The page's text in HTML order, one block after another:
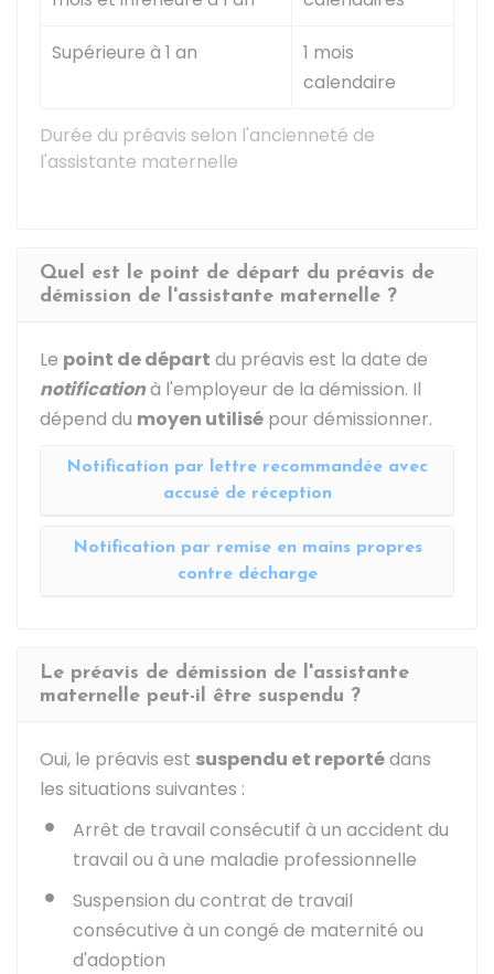
Durée du préavis selon l'ancienneté de
l'assistante maternelle
Supérieure à 1 an
1 mois
calendaire
Quel est le point de départ du préavis de
démission de l'assistante maternelle ?
Le point de départ du préavis est la date de
notificationà l'employeur de la démission. Il
dépend du moyen utilisé pour démissionner.
Notification par lettre recommandée avec
accusé de réception
Notification par remise en mains propres
contre décharge
Le préavis de démission de l'assistante
maternelle peut-il être suspendu ?
Oui, le préavis est suspendu et reportédans
les situations suivantes :
Arrêt de travail consécutif à un accident du
travail ou à une maladie professionnelle
Suspension du contrat de travail
consécutive à un congé de maternité ou
d'adoption